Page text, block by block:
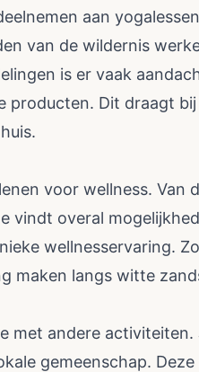
aan
van de wildernis
is er vaak
producten. Dit draagt
voor wellness. Van
vindt overal
wellnesservaring.
maken langs witte
met andere
gemeenschap.